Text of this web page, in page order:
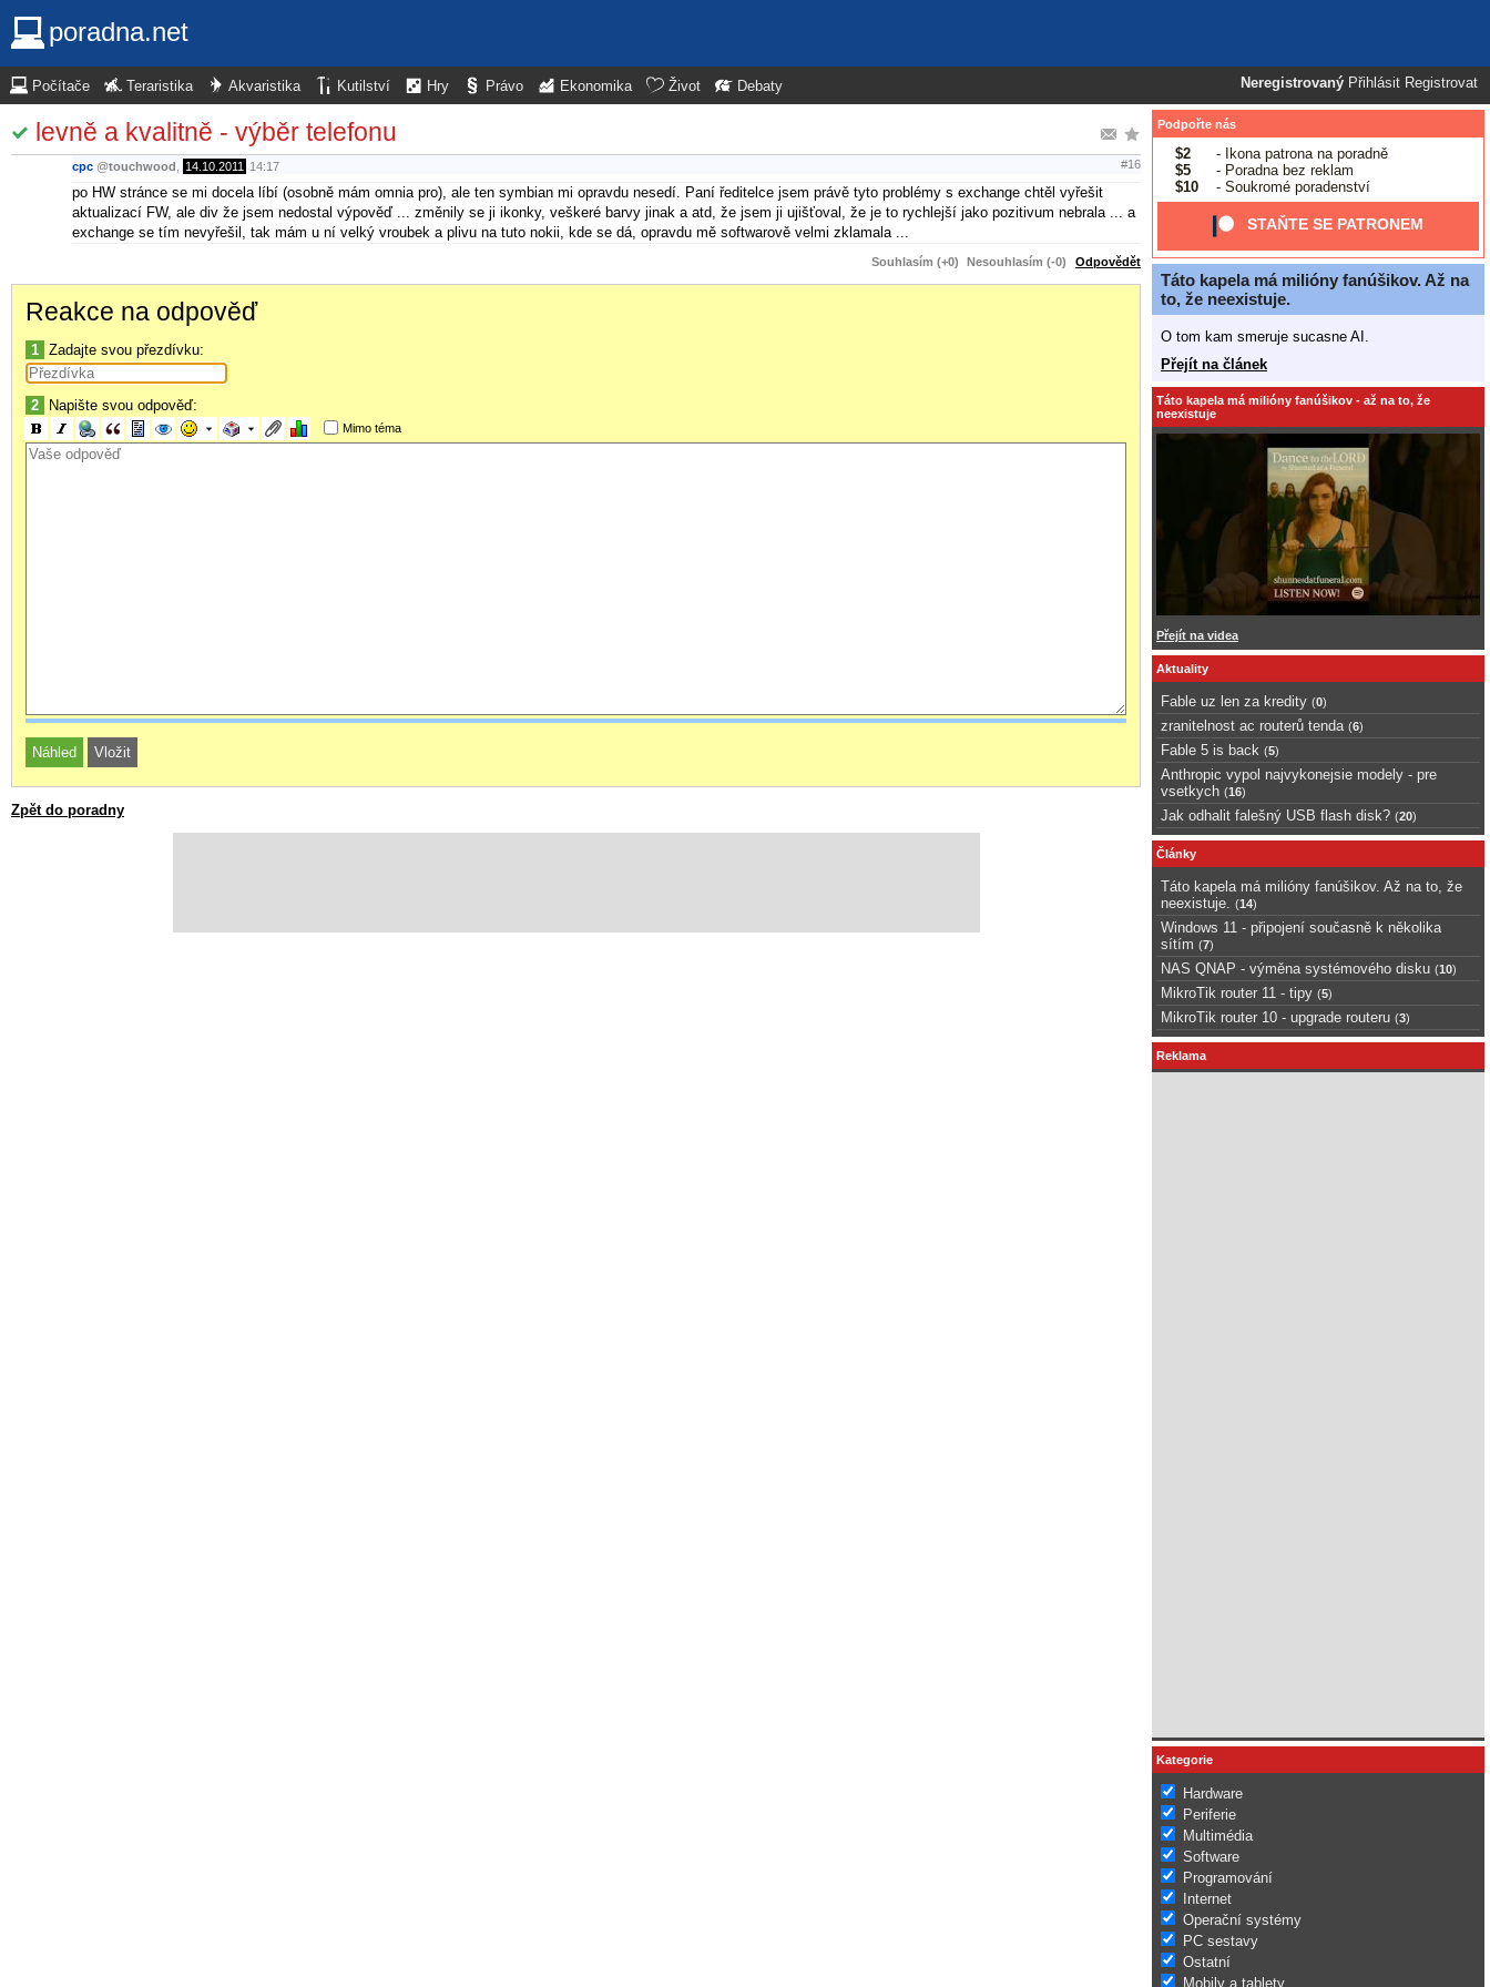
poradna.net
Neregistrovaný Přihlásit Registrovat
Počítače Teraristika Akvaristika Kutilství Hry Právo Ekonomika Život Debaty
levně a kvalitně - výběr telefonu
cpc @touchwood 14.10.2011 14:17 #16
po HW stránce se mi docela líbí (osobně mám omnia pro), ale ten symbian mi opravdu nesedí. Paní ředitelce jsem právě tyto problémy s exchange chtěl vyřešit
aktualizací FW, ale div že jsem nedostal výpověď ... změnily se ji ikonky, veškeré barvy jinak a atd, že jsem ji ujišťoval, že je to rychlejší jako pozitivum nebrala ... a
exchange se tím nevyřešil, tak mám u ní velký vroubek a plivu na tuto nokii, kde se dá, opravdu mě softwarově velmi zklamala ...
Souhlasím (+0) Nesouhlasím (-0) Odpovědět
Reakce na odpověď
1 Zadajte svou přezdívku:
2 Napište svou odpověď:
Mimo téma
Zpět do poradny
Podpořte nás
$2
- Ikona patrona na poradně
$5
- Poradna bez reklam
$10
- Soukromé poradenství
STAŇTE SE PATRONEM
Táto kapela má milióny fanúšikov. Až na
to, že neexistuje.
O tom kam smeruje sucasne AI.
Přejít na článek
Táto kapela má milióny fanúšikov - až na to, že
neexistuje
Přejít na videa
Aktuality
Fable uz len za kredity (0)
zranitelnost ac routerů tenda (6)
Fable 5 is back (5)
Anthropic vypol najvykonejsie modely - pre
vsetkych (16)
Jak odhalit falešný USB flash disk? (20)
Články
Táto kapela má milióny fanúšikov. Až na to, že
neexistuje.
(14)
Windows 11 - připojení současně k několika
sítím (7)
NAS QNAP - výměna systémového disku (10)
MikroTik router 11 - tipy (5)
MikroTik router 10 - upgrade routeru (3)
Reklama
Kategorie
Hardware
Periferie
Multimédia
Software
Programování
Internet
Operační systémy
PC sestavy
Ostatní
Mobily a tablety